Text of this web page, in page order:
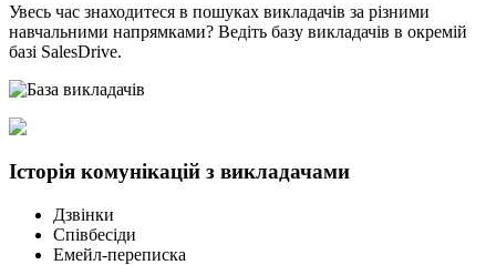
Увесь час знаходитеся в пошуках викладачів за різними
навчальними напрямками? Ведіть базу викладачів в окремій
базі SalesDrive.
Історія комунікацій з викладачами
Дзвінки
Співбесіди
Емейл-переписка